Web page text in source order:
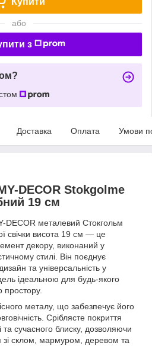
або
з
Доставка Оплата Умови
DECOR Stokgolme
19 см
DEСOR металевий Стокгольм
свічки висота 19 см — це
декору, виконаний у
стилі. Він поєднує
та універсальність у
ідеальною для будь-якого
простору.
металу, що забезпечує його
Сріблясте покриття
та сучасного блиску, дозволяючи
зі склом, мармуром, деревом та